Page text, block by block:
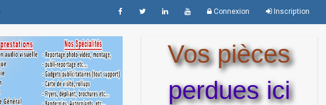
Connexion Inscription
Vos pièces
perdues ici